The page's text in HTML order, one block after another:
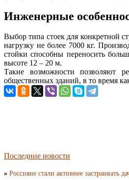
Инженерные
Выбор типа стоек для конкретной
нагрузку не более 7000 кг.
стойки способны переносить
высоте 12 – 20 м.
Такие возможности позволяют
общественных зданий, в то время
Последние новости
» Россияне стали активнее застраивать